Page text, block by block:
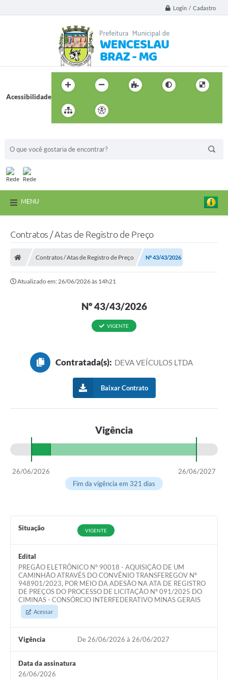
Login / Cadastro
Acessibilidade
MENU
Contratos / Atas de Registro de Preço
Contratos / Atas de Registro de Preço Nº 43/43/2026
Atualizado em: 26/06/2026 às 14h21
Nº 43/43/2026
VIGENTE
Contratada(s): DEVA VEÍCULOS LTDA
Baixar Contrato
Vigência
26/06/2026
26/06/2027
Fim da vigência em 321 dias
Situação VIGENTE
Edital
PREGÃO ELETRÔNICO Nº 90018 - AQUISIÇÃO DE UM
CAMINHÃO ATRAVÉS DO CONVÊNIO TRANSFEREGOV Nº
948901/2023, POR MEIO DA ADESÃO NA ATA DE REGISTRO
DE PREÇOS DO PROCESSO DE LICITAÇÃO Nº 091/2025 DO
CIMINAS - CONSÓRCIO INTERFEDERATIVO MINAS GERAIS
Acessar
Vigência De 26/06/2026 à 26/06/2027
Data da assinatura
26/06/2026